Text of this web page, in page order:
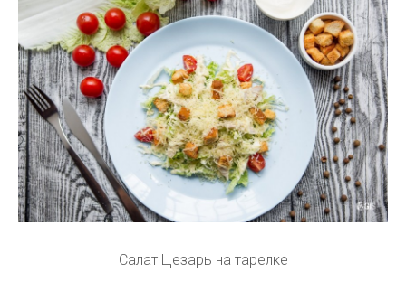
Салат Цезарь на тарелке